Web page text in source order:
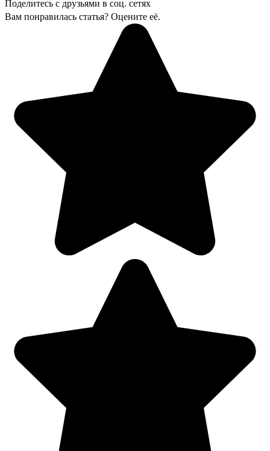
Поделитесь с друзьями в соц. сетях
Вам понравилась статья? Оцените её.